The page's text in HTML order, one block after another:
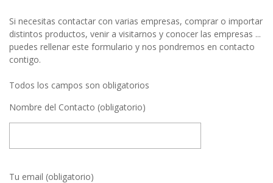
Si necesitas contactar con varias empresas, comprar o importar
distintos productos, venir a visitarnos y conocer las empresas ...
puedes rellenar este formulario y nos pondremos en contacto
contigo.
Todos los campos son obligatorios
Nombre del Contacto (obligatorio)
Tu email (obligatorio)